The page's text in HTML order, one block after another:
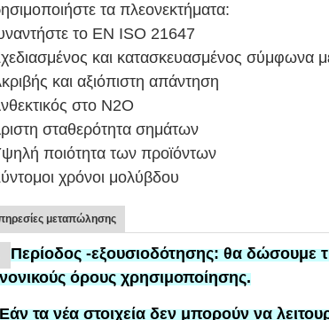
τα πλεονεκτήματα:
το EN ISO 21647
και κατασκευασμένος
και αξιόπιστη απάντηση
στο Ν2Ο
σταθερότητα σημάτων
ποιότητα των προϊόντων
χρόνοι μολύβδου
μεταπώλησης
Περίοδος -εξουσιοδότησης:θα δώσουμε
όρους χρησιμοποίησης.
τα νέα στοιχεία δεν μπορούν να